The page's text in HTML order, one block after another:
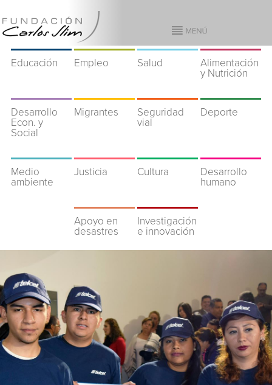
Educación Empleo Salud
Alimentación
y Nutrición
Desarrollo
Econ. y
Social
Migrantes
Seguridad
vial
Deporte
Medio
ambiente
Justicia Cultura
Desarrollo
humano
Apoyo en
desastres
Investigación
e innovación